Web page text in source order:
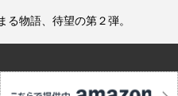
物語、待望の第２弾。